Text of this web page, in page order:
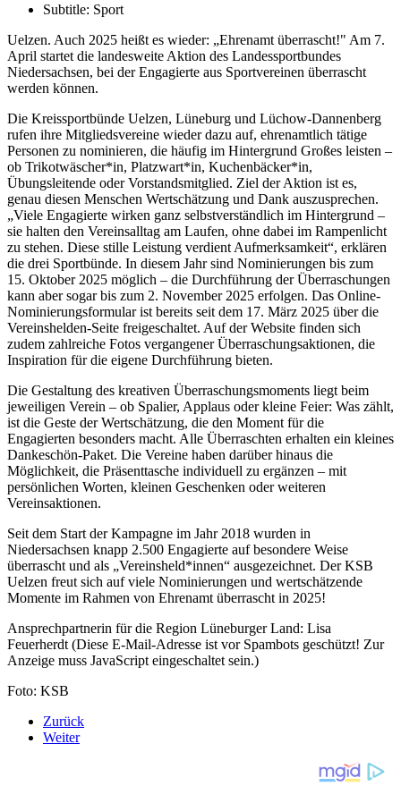
Subtitle: Sport
Uelzen. Auch 2025 heißt es wieder: „Ehrenamt überrascht!" Am 7.
April startet die landesweite Aktion des Landessportbundes
Niedersachsen, bei der Engagierte aus Sportvereinen überrascht
werden können.
Die Kreissportbünde Uelzen, Lüneburg und Lüchow-Dannenberg
rufen ihre Mitgliedsvereine wieder dazu auf, ehrenamtlich tätige
Personen zu nominieren, die häufig im Hintergrund Großes leisten –
ob Trikotwäscher*in, Platzwart*in, Kuchenbäcker*in,
Übungsleitende oder Vorstandsmitglied. Ziel der Aktion ist es,
genau diesen Menschen Wertschätzung und Dank auszusprechen.
„Viele Engagierte wirken ganz selbstverständlich im Hintergrund –
sie halten den Vereinsalltag am Laufen, ohne dabei im Rampenlicht
zu stehen. Diese stille Leistung verdient Aufmerksamkeit“, erklären
die drei Sportbünde. In diesem Jahr sind Nominierungen bis zum
15. Oktober 2025 möglich – die Durchführung der Überraschungen
kann aber sogar bis zum 2. November 2025 erfolgen. Das Online-
Nominierungsformular ist bereits seit dem 17. März 2025 über die
Vereinshelden-Seite freigeschaltet. Auf der Website finden sich
zudem zahlreiche Fotos vergangener Überraschungsaktionen, die
Inspiration für die eigene Durchführung bieten.
Die Gestaltung des kreativen Überraschungsmoments liegt beim
jeweiligen Verein – ob Spalier, Applaus oder kleine Feier: Was zählt,
ist die Geste der Wertschätzung, die den Moment für die
Engagierten besonders macht. Alle Überraschten erhalten ein kleines
Dankeschön-Paket. Die Vereine haben darüber hinaus die
Möglichkeit, die Präsenttasche individuell zu ergänzen – mit
persönlichen Worten, kleinen Geschenken oder weiteren
Vereinsaktionen.
Seit dem Start der Kampagne im Jahr 2018 wurden in
Niedersachsen knapp 2.500 Engagierte auf besondere Weise
überrascht und als „Vereinsheld*innen“ ausgezeichnet. Der KSB
Uelzen freut sich auf viele Nominierungen und wertschätzende
Momente im Rahmen von Ehrenamt überrascht in 2025!
Ansprechpartnerin für die Region Lüneburger Land: Lisa
Feuerherdt (Diese E-Mail-Adresse ist vor Spambots geschützt! Zur
Anzeige muss JavaScript eingeschaltet sein.)
Foto: KSB
Zurück
Weiter